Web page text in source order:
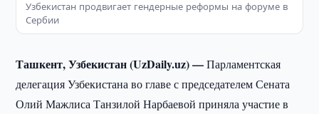
Узбекистан продвигает гендерные реформы на форуме в
Сербии
Ташкент, Узбекистан (UzDaily.uz) —Парламентская
делегация Узбекистана во главе с председателем Сената
Олий Мажлиса Танзилой Нарбаевой приняла участие в